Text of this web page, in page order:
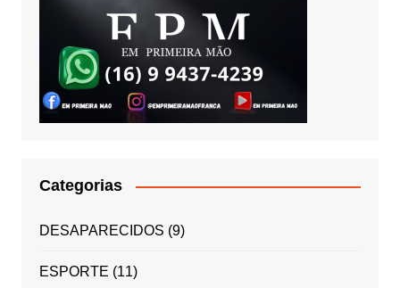
Categorias
DESAPARECIDOS (9)
ESPORTE (11)